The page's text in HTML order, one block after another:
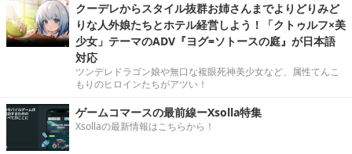
クーデレからスタイル抜群お姉さんまでよりどりみど
りな人外娘たちとホテル経営しよう！「クトゥルフ×美
少女」テーマのADV『ヨグ=ソトースの庭』が日本語
対応
ツンデレドラゴン娘や無口な複眼死神美少女など、属性てんこ
もりのヒロインたちがアツい！
ゲームコマースの最前線ーXsolla特集
Xsollaの最新情報はこちらから！